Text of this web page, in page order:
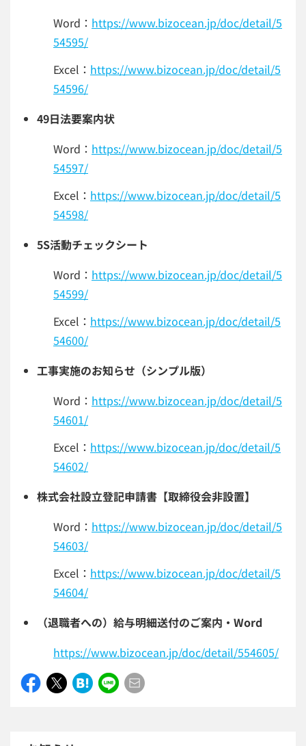
Word： https://www.bizocean.jp/doc/detail/5
54595/
Excel： https://www.bizocean.jp/doc/detail/5
54596/
49日法要案内状
Word： https://www.bizocean.jp/doc/detail/5
54597/
Excel： https://www.bizocean.jp/doc/detail/5
54598/
5S活動チェックシート
Word： https://www.bizocean.jp/doc/detail/5
54599/
Excel： https://www.bizocean.jp/doc/detail/5
54600/
工事実施のお知らせ（シンプル版）
Word： https://www.bizocean.jp/doc/detail/5
54601/
Excel： https://www.bizocean.jp/doc/detail/5
54602/
株式会社設立登記申請書【取締役会非設置】
Word： https://www.bizocean.jp/doc/detail/5
54603/
Excel： https://www.bizocean.jp/doc/detail/5
54604/
（退職者への）給与明細送付のご案内・Word
https://www.bizocean.jp/doc/detail/554605/